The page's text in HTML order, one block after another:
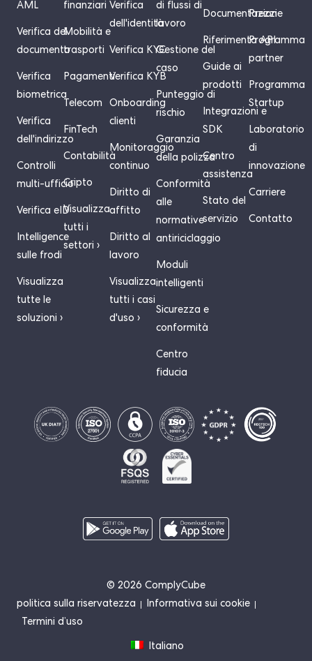
AML
Verifica del
documento
Verifica
biometrica
Verifica
dell'indirizzo
Controlli
multi-ufficio
Verifica eID
Intelligence
sulle frodi
Visualizza
tutte le
soluzioni ›
finanziari
Mobilità e
trasporti
Pagamenti
Telecom
FinTech
Contabilità
Cripto
Visualizza
tutti i
settori ›
Verifica
dell'identità
Verifica KYC
Verifica KYB
Onboarding
clienti
Monitoraggio
continuo
Diritto di
affitto
Diritto al
lavoro
Visualizza
tutti i casi
d'uso ›
di flussi di
lavoro
Gestione del
caso
Punteggio di
rischio
Garanzia
della polizza
Conformità
alle
normative
antiriciclaggio
Moduli
intelligenti
Sicurezza e
conformità
Centro
fiducia
Documentazione
Riferimento API
Guide ai
prodotti
Integrazioni e
SDK
Centro
assistenza
Stato del
servizio
Prezzi
Programma
partner
Programma
Startup
Laboratorio
di
innovazione
Carriere
Contatto
© 2026 ComplyCube
politica sulla riservatezza
Informativa sui cookie
Termini d’uso
Italiano